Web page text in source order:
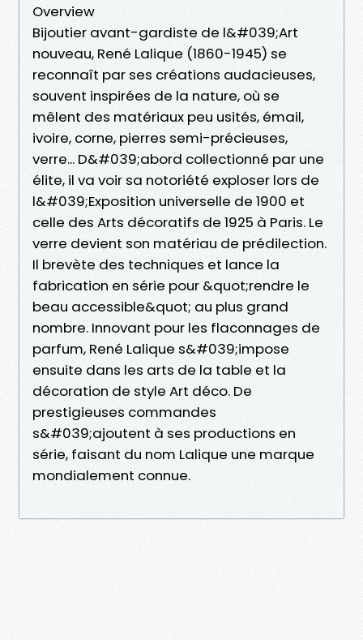
Overview
Bijoutier avant-gardiste de l&#039;Art
nouveau, René Lalique (1860-1945) se
reconnaît par ses créations audacieuses,
souvent inspirées de la nature, où se
mêlent des matériaux peu usités, émail,
ivoire, corne, pierres semi-précieuses,
verre... D&#039;abord collectionné par une
élite, il va voir sa notoriété exploser lors de
l&#039;Exposition universelle de 1900 et
celle des Arts décoratifs de 1925 à Paris. Le
verre devient son matériau de prédilection.
Il brevète des techniques et lance la
fabrication en série pour &quot;rendre le
beau accessible&quot; au plus grand
nombre. Innovant pour les flaconnages de
parfum, René Lalique s&#039;impose
ensuite dans les arts de la table et la
décoration de style Art déco. De
prestigieuses commandes
s&#039;ajoutent à ses productions en
série, faisant du nom Lalique une marque
mondialement connue.